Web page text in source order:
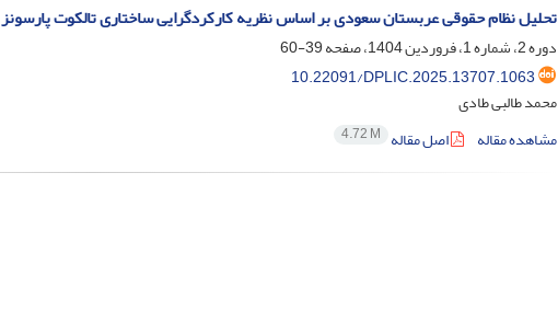
تحلیل نظام حقوقی عربستان سعودی بر اساس نظریه کارکردگرایی ساختاری تالکوت پارسونز
دوره 2، شماره 1، فروردین 1404، صفحه
39-60
10.22091/DPLIC.2025.13707.1063
محمد طالبی طادی
مشاهده مقاله
اصل مقاله 4.72 M